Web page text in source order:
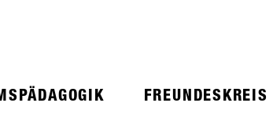
FREUNDESKREIS